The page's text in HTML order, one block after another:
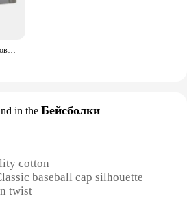
Репродукция картриджа с игровыми картами WF Wrestle Mania X N64 для Nlohet d0 Ретро Консоль Версия для США
in the Бейсболки
cotton
baseball cap silhouette
twist